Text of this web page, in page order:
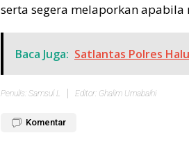
serta segera melaporkan
Baca Juga: Satlantas Polres
Penulis: Samsul L Editor: Ghalim Umabaihi
Komentar